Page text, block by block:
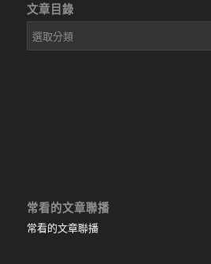
文章目錄
文
章
常看的文章聯播
常看的文章聯播